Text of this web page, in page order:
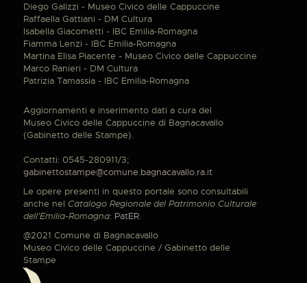
Diego Galizzi - Museo Civico delle Cappuccine
Raffaella Gattiani - DM Cultura
Isabella Giacometti - IBC Emilia-Romagna
Fiamma Lenzi - IBC Emilia-Romagna
Martina Elisa Piacente - Museo Civico delle Cappuccine
Marco Ranieri - DM Cultura
Patrizia Tamassia - IBC Emilia-Romagna
Aggiornamenti e inserimento dati a cura del
Museo Civico delle Cappuccine di Bagnacavallo
(Gabinetto delle Stampe).
Contatti: 0545-280911/3;
gabinettostampe@comune.bagnacavallo.ra.it
Le opere presenti in questo portale sono consultabili
anche nel Catalogo Regionale del Patrimonio Culturale
dell'Emilia-Romagna: PatER.
@2021 Comune di Bagnacavallo
Museo Civico delle Cappuccine / Gabinetto delle
Stampe